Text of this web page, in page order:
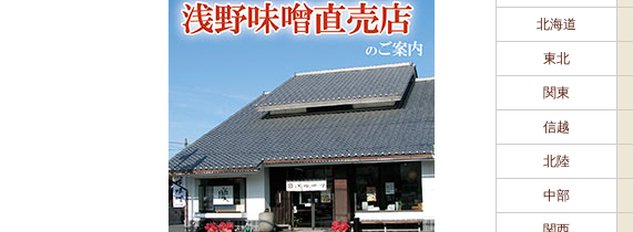
北海道
東北
関東
信越
北陸
中部